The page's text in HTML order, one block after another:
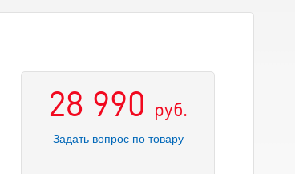
28 990 руб.
Задать вопрос по товару